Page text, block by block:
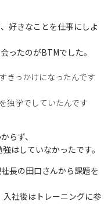
好きなことを仕事にしよ
ったのがBTMでした。
きっかけになったんです
独学でしていたんです
らず、
はしていなかったです。
長の田口さんから課題を
社後はトレーニングに参